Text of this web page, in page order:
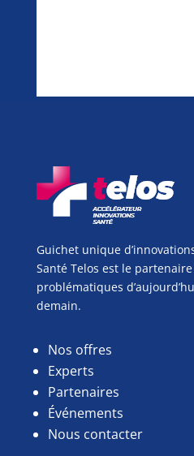
Guichet unique
Santé Telos est le
problématiques
demain.
Nos offres
Experts
Partenaires
Événements
Nous contacter